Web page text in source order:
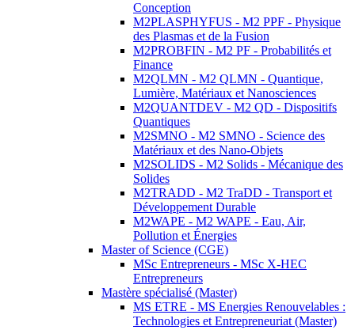
Conception
M2PLASPHYFUS - M2 PPF - Physique
des Plasmas et de la Fusion
M2PROBFIN - M2 PF - Probabilités et
Finance
M2QLMN - M2 QLMN - Quantique,
Lumière, Matériaux et Nanosciences
M2QUANTDEV - M2 QD - Dispositifs
Quantiques
M2SMNO - M2 SMNO - Science des
Matériaux et des Nano-Objets
M2SOLIDS - M2 Solids - Mécanique des
Solides
M2TRADD - M2 TraDD - Transport et
Développement Durable
M2WAPE - M2 WAPE - Eau, Air,
Pollution et Énergies
Master of Science (CGE)
MSc Entrepreneurs - MSc X-HEC
Entrepreneurs
Mastère spécialisé (Master)
MS ETRE - MS Energies Renouvelables :
Technologies et Entrepreneuriat (Master)